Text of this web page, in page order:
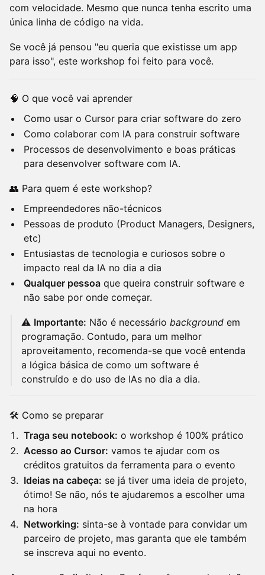
com velocidade. Mesmo que nunca tenha escrito uma
única linha de código na vida.
Se você já pensou "eu queria que existisse um app
para isso", este workshop foi feito para você.
🧠 O que você vai aprender
Como usar o Cursor para criar software do zero
Como colaborar com IA para construir software
Processos de desenvolvimento e boas práticas
para desenvolver software com IA.
👥 Para quem é este workshop?
Empreendedores não-técnicos
Pessoas de produto (Product Managers, Designers,
etc)
Entusiastas de tecnologia e curiosos sobre o
impacto real da IA no dia a dia
Qualquer pessoa que queira construir software e
não sabe por onde começar.
⚠️ Importante: Não é necessário background em
programação. Contudo, para um melhor
aproveitamento, recomenda-se que você entenda
a lógica básica de como um software é
construído e do uso de IAs no dia a dia.
🛠️ Como se preparar
Traga seu notebook: o workshop é 100% prático
Acesso ao Cursor: vamos te ajudar com os
créditos gratuitos da ferramenta para o evento
Ideias na cabeça: se já tiver uma ideia de projeto,
ótimo! Se não, nós te ajudaremos a escolher uma
na hora
Networking: sinta-se à vontade para convidar um
parceiro de projeto, mas garanta que ele também
se inscreva aqui no evento.